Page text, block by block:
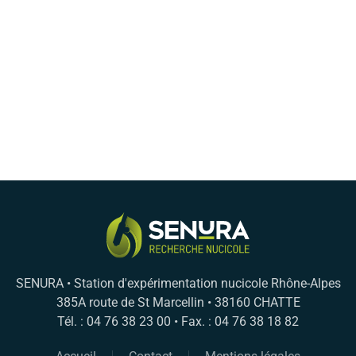
SENURA • Station d'expérimentation nucicole Rhône-Alpes
385A route de St Marcellin • 38160 CHATTE
Tél. : 04 76 38 23 00 • Fax. : 04 76 38 18 82